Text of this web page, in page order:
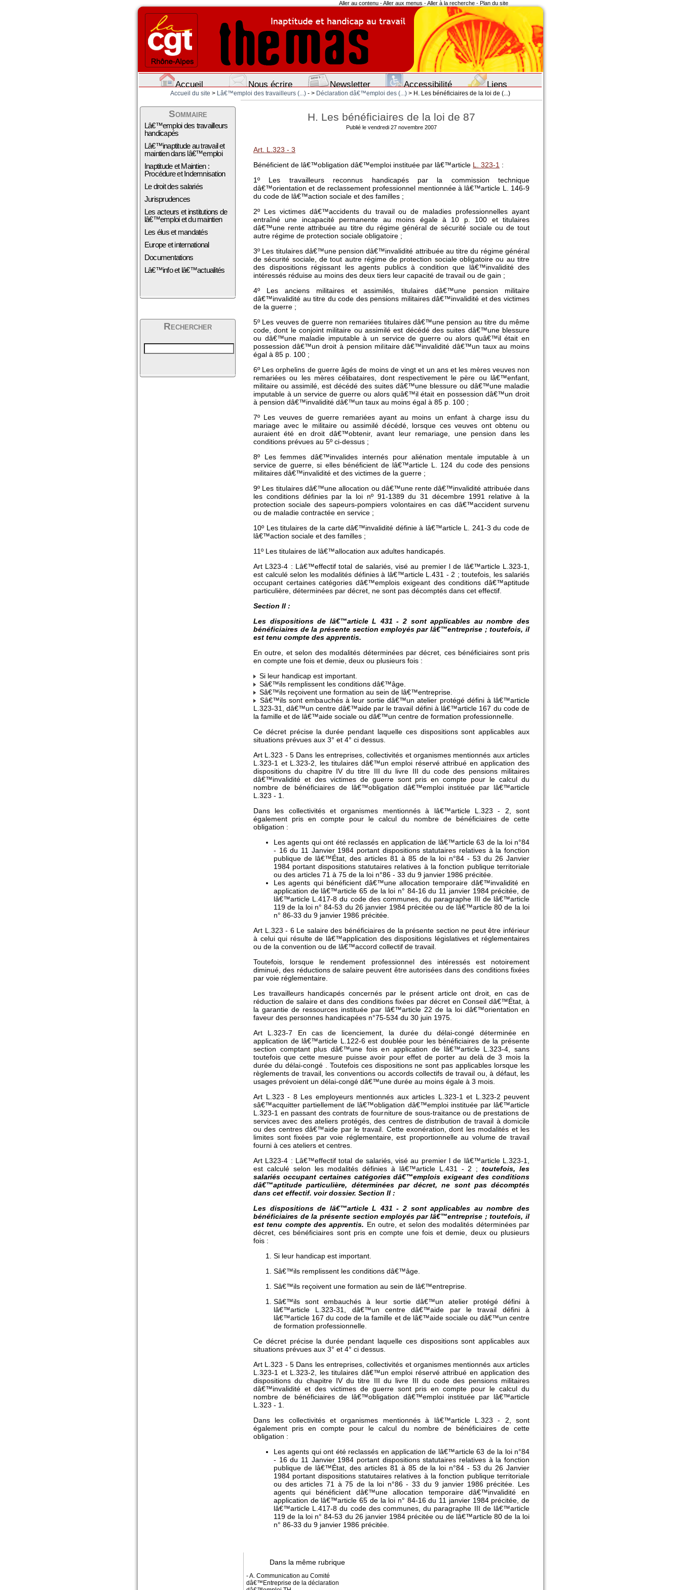
Aller au contenu -Aller aux menus -Aller à la recherche - Plan du site
Accueil Nous écrire Newsletter Accessibilité Liens
Accueil du site > Lâ€™emploi des travailleurs (...) - > Déclaration dâ€™emploi des (...) > H. Les bénéficiaires de la loi de (...)
Sommaire
Lâ€™emploi des travailleurs
handicapés
Lâ€™inaptitude au travail et
maintien dans lâ€™emploi
Inaptitude et Maintien :
Procédure et Indemnisation
Le droit des salariés
Jurisprudences
Les acteurs et institutions de
lâ€™emploi et du maintien
Les élus et mandatés
Europe et international
Documentations
Lâ€™info et lâ€™actualités
Rechercher
H. Les bénéficiaires de la loi de 87
Publié le vendredi 27 novembre 2007
Art. L.323 - 3
Bénéficient de lâ€™obligation dâ€™emploi instituée par lâ€™article L. 323-1 :
1º Les travailleurs reconnus handicapés par la commission technique
dâ€™orientation et de reclassement professionnel mentionnée à lâ€™article L. 146-9
du code de lâ€™action sociale et des familles ;
2º Les victimes dâ€™accidents du travail ou de maladies professionnelles ayant
entraîné une incapacité permanente au moins égale à 10 p. 100 et titulaires
dâ€™une rente attribuée au titre du régime général de sécurité sociale ou de tout
autre régime de protection sociale obligatoire ;
3º Les titulaires dâ€™une pension dâ€™invalidité attribuée au titre du régime général
de sécurité sociale, de tout autre régime de protection sociale obligatoire ou au titre
des dispositions régissant les agents publics à condition que lâ€™invalidité des
intéressés réduise au moins des deux tiers leur capacité de travail ou de gain ;
4º Les anciens militaires et assimilés, titulaires dâ€™une pension militaire
dâ€™invalidité au titre du code des pensions militaires dâ€™invalidité et des victimes
de la guerre ;
5º Les veuves de guerre non remariées titulaires dâ€™une pension au titre du même
code, dont le conjoint militaire ou assimilé est décédé des suites dâ€™une blessure
ou dâ€™une maladie imputable à un service de guerre ou alors quâ€™il était en
possession dâ€™un droit à pension militaire dâ€™invalidité dâ€™un taux au moins
égal à 85 p. 100 ;
6º Les orphelins de guerre âgés de moins de vingt et un ans et les mères veuves non
remariées ou les mères célibataires, dont respectivement le père ou lâ€™enfant,
militaire ou assimilé, est décédé des suites dâ€™une blessure ou dâ€™une maladie
imputable à un service de guerre ou alors quâ€™il était en possession dâ€™un droit
à pension dâ€™invalidité dâ€™un taux au moins égal à 85 p. 100 ;
7º Les veuves de guerre remariées ayant au moins un enfant à charge issu du
mariage avec le militaire ou assimilé décédé, lorsque ces veuves ont obtenu ou
auraient été en droit dâ€™obtenir, avant leur remariage, une pension dans les
conditions prévues au 5º ci-dessus ;
8º Les femmes dâ€™invalides internés pour aliénation mentale imputable à un
service de guerre, si elles bénéficient de lâ€™article L. 124 du code des pensions
militaires dâ€™invalidité et des victimes de la guerre ;
9º Les titulaires dâ€™une allocation ou dâ€™une rente dâ€™invalidité attribuée dans
les conditions définies par la loi nº 91-1389 du 31 décembre 1991 relative à la
protection sociale des sapeurs-pompiers volontaires en cas dâ€™accident survenu
ou de maladie contractée en service ;
10º Les titulaires de la carte dâ€™invalidité définie à lâ€™article L. 241-3 du code de
lâ€™action sociale et des familles ;
11º Les titulaires de lâ€™allocation aux adultes handicapés.
Art L323-4 : Lâ€™effectif total de salariés, visé au premier l de lâ€™article L.323-1,
est calculé selon les modalités définies à lâ€™article L.431 - 2 ; toutefois, les salariés
occupant certaines catégories dâ€™emplois exigeant des conditions dâ€™aptitude
particulière, déterminées par décret, ne sont pas décomptés dans cet effectif.
Section II :
Les dispositions de lâ€™article L 431 - 2 sont applicables au nombre des
bénéficiaires de la présente section employés par lâ€™entreprise ; toutefois, il
est tenu compte des apprentis.
En outre, et selon des modalités déterminées par décret, ces bénéficiaires sont pris
en compte une fois et demie, deux ou plusieurs fois :
Si leur handicap est important.
Sâ€™ils remplissent les conditions dâ€™âge.
Sâ€™ils reçoivent une formation au sein de lâ€™entreprise.
Sâ€™ils sont embauchés à leur sortie dâ€™un atelier protégé défini à lâ€™article
L.323-31, dâ€™un centre dâ€™aide par le travail défini à lâ€™article 167 du code de
la famille et de lâ€™aide sociale ou dâ€™un centre de formation professionnelle.
Ce décret précise la durée pendant laquelle ces dispositions sont applicables aux
situations prévues aux 3° et 4° ci dessus.
Art L.323 - 5 Dans les entreprises, collectivités et organismes mentionnés aux articles
L.323-1 et L.323-2, les titulaires dâ€™un emploi réservé attribué en application des
dispositions du chapitre IV du titre III du livre III du code des pensions militaires
dâ€™invalidité et des victimes de guerre sont pris en compte pour le calcul du
nombre de bénéficiaires de lâ€™obligation dâ€™emploi instituée par lâ€™article
L.323 - 1.
Dans les collectivités et organismes mentionnés à lâ€™article L.323 - 2, sont
également pris en compte pour le calcul du nombre de bénéficiaires de cette
obligation :
Les agents qui ont été reclassés en application de lâ€™article 63 de la loi n°84
- 16 du 11 Janvier 1984 portant dispositions statutaires relatives à la fonction
publique de lâ€™État, des articles 81 à 85 de la loi n°84 - 53 du 26 Janvier
1984 portant dispositions statutaires relatives à la fonction publique territoriale
ou des articles 71 à 75 de la loi n°86 - 33 du 9 janvier 1986 précitée.
Les agents qui bénéficient dâ€™une allocation temporaire dâ€™invalidité en
application de lâ€™article 65 de la loi n° 84-16 du 11 janvier 1984 précitée, de
lâ€™article L.417-8 du code des communes, du paragraphe III de lâ€™article
119 de la loi n° 84-53 du 26 janvier 1984 précitée ou de lâ€™article 80 de la loi
n° 86-33 du 9 janvier 1986 précitée.
Art L.323 - 6 Le salaire des bénéficiaires de la présente section ne peut être inférieur
à celui qui résulte de lâ€™application des dispositions législatives et réglementaires
ou de la convention ou de lâ€™accord collectif de travail.
Toutefois, lorsque le rendement professionnel des intéressés est notoirement
diminué, des réductions de salaire peuvent être autorisées dans des conditions fixées
par voie réglementaire.
Les travailleurs handicapés concernés par le présent article ont droit, en cas de
réduction de salaire et dans des conditions fixées par décret en Conseil dâ€™État, à
la garantie de ressources instituée par lâ€™article 22 de la loi dâ€™orientation en
faveur des personnes handicapées n°75-534 du 30 juin 1975.
Art L.323-7 En cas de licenciement, la durée du délai-congé déterminée en
application de lâ€™article L.122-6 est doublée pour les bénéficiaires de la présente
section comptant plus dâ€™une fois en application de lâ€™article L.323-4, sans
toutefois que cette mesure puisse avoir pour effet de porter au delà de 3 mois la
durée du délai-congé . Toutefois ces dispositions ne sont pas applicables lorsque les
règlements de travail, les conventions ou accords collectifs de travail ou, à défaut, les
usages prévoient un délai-congé dâ€™une durée au moins égale à 3 mois.
Art L.323 - 8 Les employeurs mentionnés aux articles L.323-1 et L.323-2 peuvent
sâ€™acquitter partiellement de lâ€™obligation dâ€™emploi instituée par lâ€™article
L.323-1 en passant des contrats de fourniture de sous-traitance ou de prestations de
services avec des ateliers protégés, des centres de distribution de travail à domicile
ou des centres dâ€™aide par le travail. Cette exonération, dont les modalités et les
limites sont fixées par voie réglementaire, est proportionnelle au volume de travail
fourni à ces ateliers et centres.
Art L323-4 : Lâ€™effectif total de salariés, visé au premier l de lâ€™article L.323-1,
est calculé selon les modalités définies à lâ€™article L.431 - 2 ;toutefois, les
salariés occupant certaines catégories dâ€™emplois exigeant des conditions
dâ€™aptitude particulière, déterminées par décret, ne sont pas décomptés
dans cet effectif. voir dossier. Section II :
Les dispositions de lâ€™article L 431 - 2 sont applicables au nombre des
bénéficiaires de la présente section employés par lâ€™entreprise ; toutefois, il
est tenu compte des apprentis. En outre, et selon des modalités déterminées par
décret, ces bénéficiaires sont pris en compte une fois et demie, deux ou plusieurs
fois :
Si leur handicap est important.
Sâ€™ils remplissent les conditions dâ€™âge.
Sâ€™ils reçoivent une formation au sein de lâ€™entreprise.
Sâ€™ils sont embauchés à leur sortie dâ€™un atelier protégé défini à
lâ€™article L.323-31, dâ€™un centre dâ€™aide par le travail défini à
lâ€™article 167 du code de la famille et de lâ€™aide sociale ou dâ€™un centre
de formation professionnelle.
Ce décret précise la durée pendant laquelle ces dispositions sont applicables aux
situations prévues aux 3° et 4° ci dessus.
Art L.323 - 5 Dans les entreprises, collectivités et organismes mentionnés aux articles
L.323-1 et L.323-2, les titulaires dâ€™un emploi réservé attribué en application des
dispositions du chapitre IV du titre III du livre III du code des pensions militaires
dâ€™invalidité et des victimes de guerre sont pris en compte pour le calcul du
nombre de bénéficiaires de lâ€™obligation dâ€™emploi instituée par lâ€™article
L.323 - 1.
Dans les collectivités et organismes mentionnés à lâ€™article L.323 - 2, sont
également pris en compte pour le calcul du nombre de bénéficiaires de cette
obligation :
Les agents qui ont été reclassés en application de lâ€™article 63 de la loi n°84
- 16 du 11 Janvier 1984 portant dispositions statutaires relatives à la fonction
publique de lâ€™État, des articles 81 à 85 de la loi n°84 - 53 du 26 Janvier
1984 portant dispositions statutaires relatives à la fonction publique territoriale
ou des articles 71 à 75 de la loi n°86 - 33 du 9 janvier 1986 précitée. Les
agents qui bénéficient dâ€™une allocation temporaire dâ€™invalidité en
application de lâ€™article 65 de la loi n° 84-16 du 11 janvier 1984 précitée, de
lâ€™article L.417-8 du code des communes, du paragraphe III de lâ€™article
119 de la loi n° 84-53 du 26 janvier 1984 précitée ou de lâ€™article 80 de la loi
n° 86-33 du 9 janvier 1986 précitée.
Dans la même rubrique
- A. Communication au Comité
dâ€™Entreprise de la déclaration